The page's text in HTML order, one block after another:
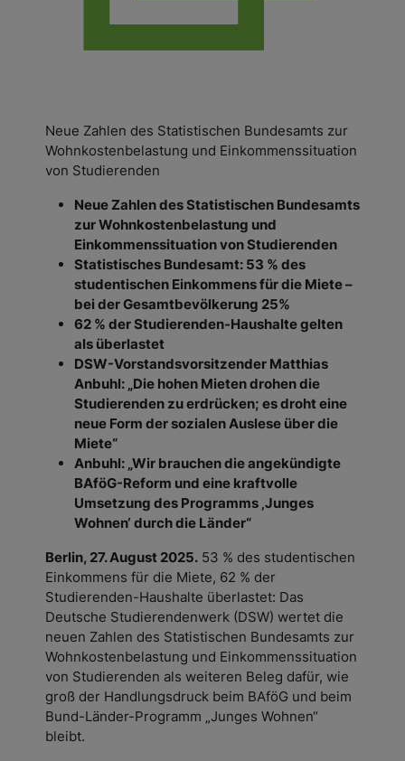
Neue Zahlen des Statistischen Bundesamts zur
Wohnkostenbelastung und Einkommenssituation
von Studierenden
Neue Zahlen des Statistischen Bundesamts
zur Wohnkostenbelastung und
Einkommenssituation von Studierenden
Statistisches Bundesamt: 53 % des
studentischen Einkommens für die Miete –
bei der Gesamtbevölkerung 25%
62 % der Studierenden-Haushalte gelten
als überlastet
DSW-Vorstandsvorsitzender Matthias
Anbuhl: „Die hohen Mieten drohen die
Studierenden zu erdrücken; es droht eine
neue Form der sozialen Auslese über die
Miete“
Anbuhl: „Wir brauchen die angekündigte
BAföG-Reform und eine kraftvolle
Umsetzung des Programms ‚Junges
Wohnen‘ durch die Länder“
Berlin, 27. August 2025. 53 % des studentischen
Einkommens für die Miete, 62 % der
Studierenden-Haushalte überlastet: Das
Deutsche Studierendenwerk (DSW) wertet die
neuen Zahlen des Statistischen Bundesamts zur
Wohnkostenbelastung und Einkommenssituation
von Studierenden als weiteren Beleg dafür, wie
groß der Handlungsdruck beim BAföG und beim
Bund-Länder-Programm „Junges Wohnen“
bleibt.